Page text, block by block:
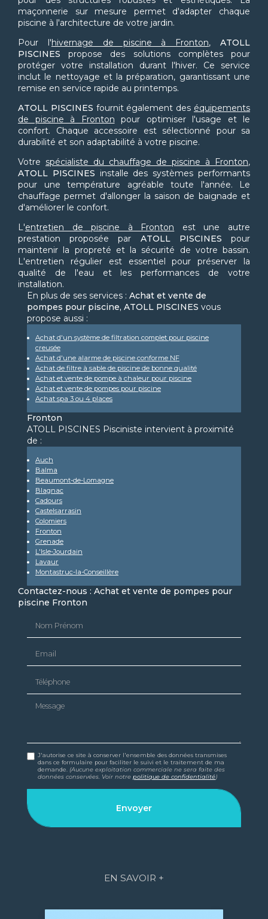
maçonnerie sur mesure permet d'adapter chaque
piscine à l'architecture de votre jardin.
Pour l'hivernage de piscine à Fronton,ATOLL
PISCINES propose des solutions complètes pour
protéger votre installation durant l'hiver. Ce service
inclut le nettoyage et la préparation, garantissant une
remise en service rapide au printemps.
ATOLL PISCINES fournit également des équipements
de piscine à Fronton pour optimiser l'usage et le
confort. Chaque accessoire est sélectionné pour sa
durabilité et son adaptabilité à votre piscine.
Votre spécialiste du chauffage de piscine à Fronton,
ATOLL PISCINES installe des systèmes performants
pour une température agréable toute l'année. Le
chauffage permet d'allonger la saison de baignade et
d'améliorer le confort.
L'entretien de piscine à Fronton est une autre
prestation proposée par ATOLL PISCINES pour
maintenir la propreté et la sécurité de votre bassin.
L'entretien régulier est essentiel pour préserver la
qualité de l'eau et les performances de votre
installation.
En plus de ses services : Achat et vente de
pompes pour piscine, ATOLL PISCINES vous
propose aussi :
Achat d'un système de filtration complet pour piscine
creusée
Achat d'une alarme de piscine conforme NF
Achat de filtre à sable de piscine de bonne qualité
Achat et vente de pompe à chaleur pour piscine
Achat et vente de pompes pour piscine
Achat spa 3 ou 4 places
Fronton
ATOLL PISCINES Pisciniste intervient à proximité
de :
Auch
Balma
Beaumont-de-Lomagne
Blagnac
Cadours
Castelsarrasin
Colomiers
Fronton
Grenade
L'Isle-Jourdain
Lavaur
Montastruc-la-Conseillère
Contactez-nous : Achat et vente de pompes pour
piscine Fronton
Message
J'autorise ce site à conserver l'ensemble des données transmises
dans ce formulaire pour faciliter le suivi et le traitement de ma
demande. (Aucune exploitation commerciale ne sera faite des
données conservées. Voir notrepolitique de confidentialité)
EN SAVOIR +